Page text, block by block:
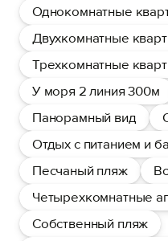
Однокомнатные
Двухкомнатные
Трехкомнатные
У моря 2 линия 300м
Панорамный вид
Отдых с питанием и
Песчаный пляж
Четырехкомнатные
Собственный пляж